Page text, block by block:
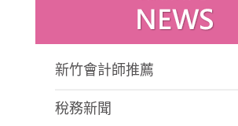
新竹會計師推薦
稅務新聞